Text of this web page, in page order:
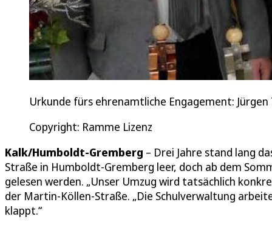
Urkunde fürs ehrenamtliche Engagement: Jürgen
Copyright: Ramme Lizenz
Kalk/Humboldt-Gremberg – Drei Jahre stand lang
Straße in Humboldt-Gremberg leer, doch ab dem
gelesen werden. „Unser Umzug wird tatsächlich
der Martin-Köllen-Straße. „Die Schulverwaltung
klappt.“